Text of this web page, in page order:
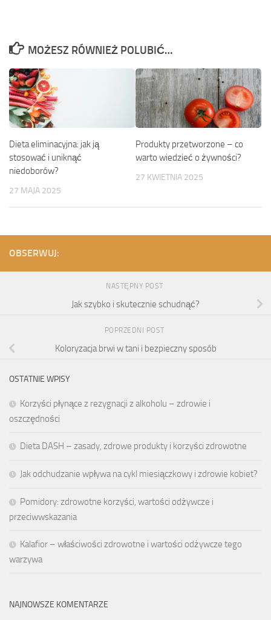
MOŻESZ RÓWNIEŻ POLUBIĆ…
Dieta eliminacyjna: jak ją
stosować i uniknąć
niedoborów?
27 MAJA 2025
Produkty przetworzone – co
warto wiedzieć o żywności?
27 KWIETNIA 2025
OBSERWUJ:
NASTĘPNY POST
Jak szybko i skutecznie schudnąć?
POPRZEDNI POST
Koloryzacja brwi w tani i bezpieczny sposób
OSTATNIE WPISY
Korzyści płynące z rezygnacji z alkoholu – zdrowie i
oszczędności
Dieta DASH – zasady, zdrowe produkty i korzyści zdrowotne
Jak odchudzanie wpływa na cykl miesiączkowy i zdrowie kobiet?
Pomidory: zdrowotne korzyści, wartości odżywcze i
przeciwwskazania
Kalafior – właściwości zdrowotne i wartości odżywcze tego
warzywa
NAJNOWSZE KOMENTARZE